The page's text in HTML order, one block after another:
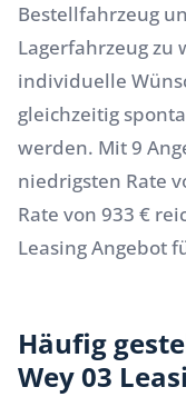
Bestellfahrzeug
Lagerfahrzeug zu
individuelle
gleichzeitig
werden. Mit 9
niedrigsten Rate
Rate von 933 €
Leasing Angebot
Häufig
Wey 03